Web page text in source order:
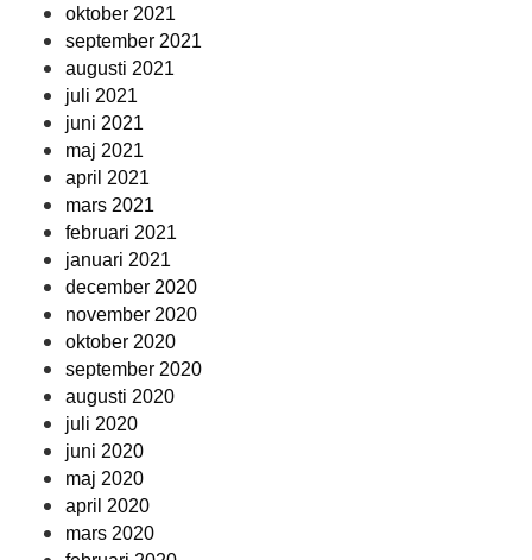
oktober 2021
september 2021
augusti 2021
juli 2021
juni 2021
maj 2021
april 2021
mars 2021
februari 2021
januari 2021
december 2020
november 2020
oktober 2020
september 2020
augusti 2020
juli 2020
juni 2020
maj 2020
april 2020
mars 2020